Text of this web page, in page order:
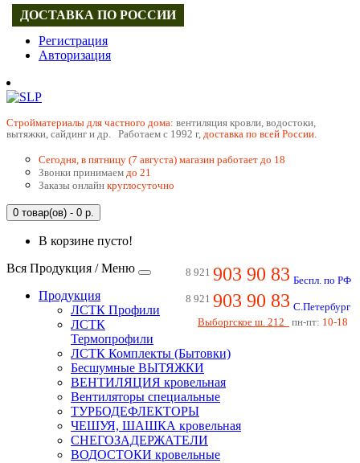
Регистрация
Авторизация
Cтройматериалы для частного дома: вентиляция кровли, водостоки,
вытяжки, сайдинг и др. Работаем с 1992 г, доставка по всей России.
Сегодня, в пятницу (7 августа) магазин работает до 18
Звонки принимаем до 21
Заказы онлайн круглосуточно
0 товар(ов) - 0 р.
В корзине пусто!
8 921 903 90 83 Беспл. по РФ
8 921 903 90 83 С.Петербург
Выборгское ш. 212
пн-пт: 10-18
Вся Продукция / Меню
Продукция
ЛСТК Профили
ЛСТК
Термопрофили
ЛСТК Комплекты (Бытовки)
Бесшумные ВЫТЯЖКИ
ВЕНТИЛЯЦИЯ кровельная
Вентиляторы специальные
ТУРБОДЕФЛЕКТОРЫ
ЧЕШУЯ, ШАШКА кровельная
СНЕГОЗАДЕРЖАТЕЛИ
ВОДОСТОКИ кровельные
ДОСТАВКА ПО РОССИИ